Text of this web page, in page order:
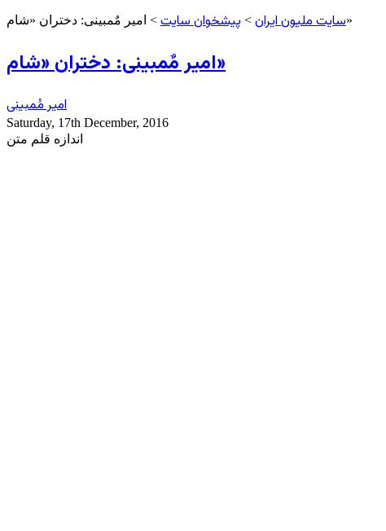
سایت ملیون ایران > پیشخوان سایت > امیر مٌمبینی: دختران «شام»
امیر مٌمبینی: دختران «شام»
امیر مُمبینی
Saturday, 17th December, 2016
اندازه قلم متن